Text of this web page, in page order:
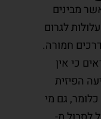
מבינים
לגרום
חמורה.
כי אין
הפיזית
גם מי